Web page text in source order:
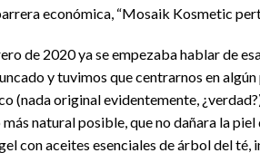
económica, “Mosaik Kosmetic
de 2020 ya se empezaba hablar de
y tuvimos que centrarnos en
(nada original evidentemente,
natural posible, que no dañara la
con aceites esenciales de árbol del